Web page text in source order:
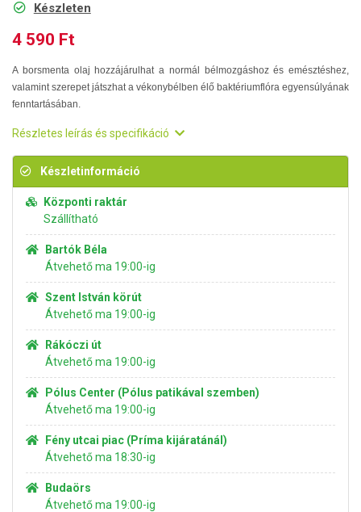
Készleten
4 590 Ft
A borsmenta olaj hozzájárulhat a normál bélmozgáshoz és emésztéshez,
valamint szerepet játszhat a vékonybélben élő baktériumflóra egyensúlyának
fenntartásában.
Részletes leírás és specifikáció
Készletinformáció
Központi raktár
Szállítható
Bartók Béla
Átvehető ma 19:00-ig
Szent István körút
Átvehető ma 19:00-ig
Rákóczi út
Átvehető ma 19:00-ig
Pólus Center (Pólus patikával szemben)
Átvehető ma 19:00-ig
Fény utcai piac (Príma kijáratánál)
Átvehető ma 18:30-ig
Budaörs
Átvehető ma 19:00-ig